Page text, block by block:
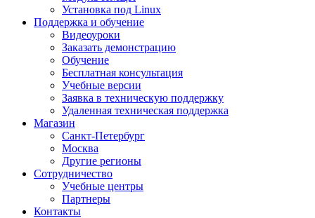
Установка под Linux
Поддержка и обучение
Видеоуроки
Заказать демонстрацию
Обучение
Бесплатная консультация
Учебные версии
Заявка в техническую поддержку
Удаленная техническая поддержка
Магазин
Санкт-Петербург
Москва
Другие регионы
Сотрудничество
Учебные центры
Партнеры
Контакты